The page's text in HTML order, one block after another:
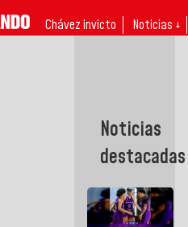
Chávez invicto Noticias ↓
Noticias
destacadas